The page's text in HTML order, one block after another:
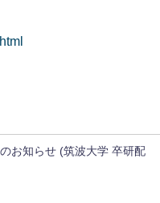
お知らせ (筑波大学 卒研配